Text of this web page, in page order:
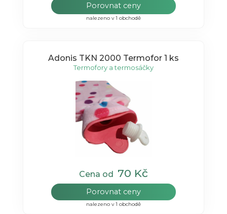
Porovnat ceny
nalezeno v 1 obchodě
Adonis TKN 2000 Termofor 1 ks
Termofory a termosáčky
Cena od 70 Kč
Porovnat ceny
nalezeno v 1 obchodě